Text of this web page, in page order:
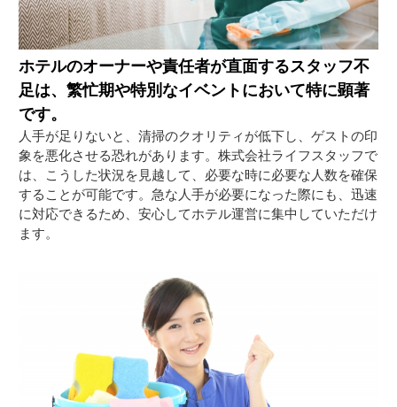
ホテルのオーナーや責任者が直面するスタッフ不
足は、繁忙期や特別なイベントにおいて特に顕著
です。
人手が足りないと、清掃のクオリティが低下し、ゲストの印
象を悪化させる恐れがあります。株式会社ライフスタッフで
は、こうした状況を見越して、必要な時に必要な人数を確保
することが可能です。急な人手が必要になった際にも、迅速
に対応できるため、安心してホテル運営に集中していただけ
ます。